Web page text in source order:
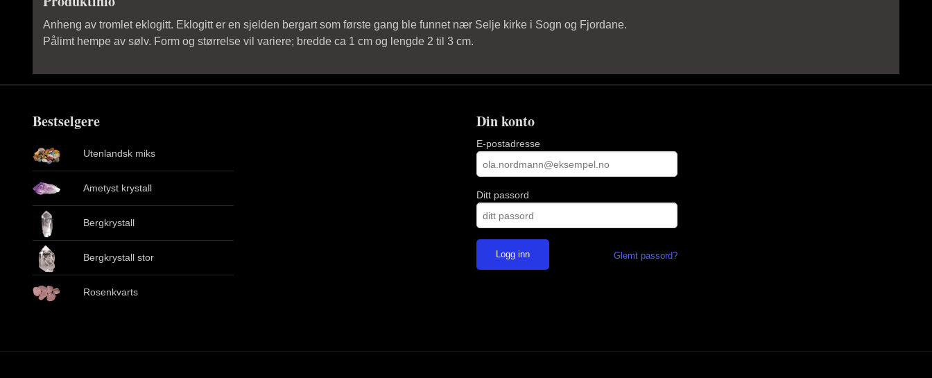
Anheng av tromlet eklogitt. Eklogitt er en sjelden bergart som første gang ble funnet nær Selje kirke i Sogn og Fjordane.
Pålimt hempe av sølv. Form og størrelse vil variere; bredde ca 1 cm og lengde 2 til 3 cm.
Bestselgere
Utenlandsk miks
Ametyst krystall
Bergkrystall
Bergkrystall stor
Rosenkvarts
Din konto
E-postadresse
Ditt passord
Glemt passord?